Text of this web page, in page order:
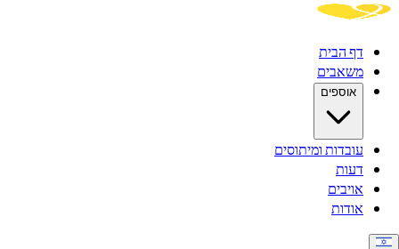
דף הבית
משאבים
אוספים
עובדות ומיתוסים
דעות
אויבים
אודות